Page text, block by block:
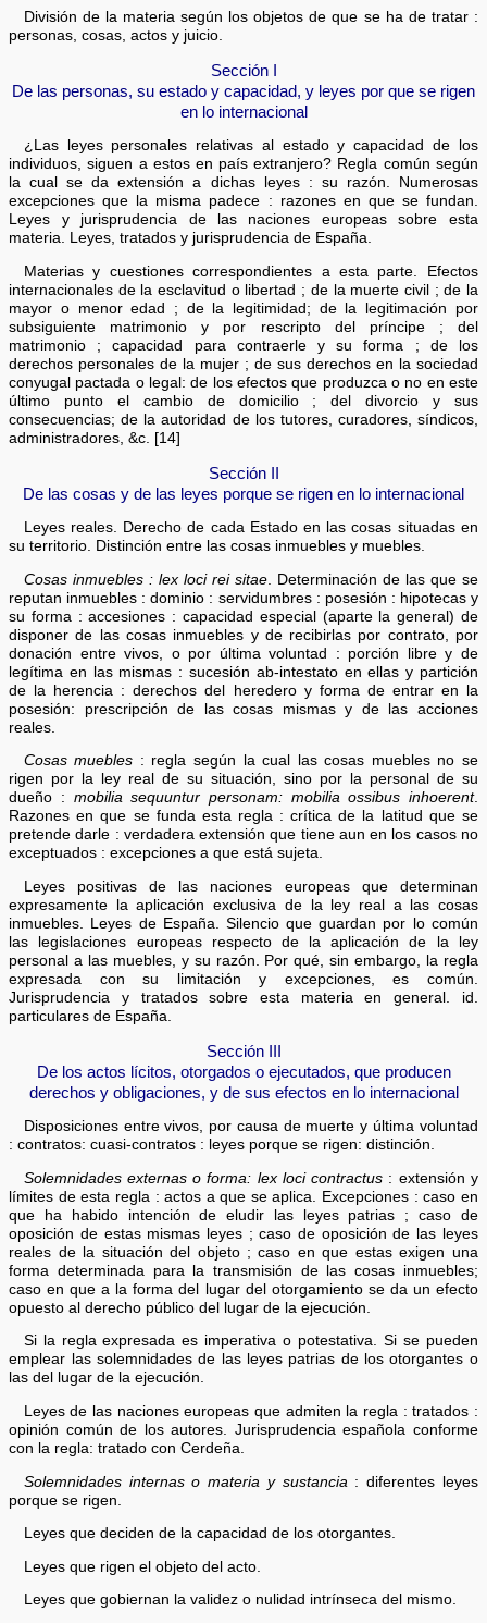
División de la materia según los objetos de que se ha de tratar :
personas, cosas, actos y juicio.
Sección I
De las personas, su estado y capacidad, y leyes por que se rigen
en lo internacional
¿Las leyes personales relativas al estado y capacidad de los
individuos, siguen a estos en país extranjero? Regla común según
la cual se da extensión a dichas leyes : su razón. Numerosas
excepciones que la misma padece : razones en que se fundan.
Leyes y jurisprudencia de las naciones europeas sobre esta
materia. Leyes, tratados y jurisprudencia de España.
Materias y cuestiones correspondientes a esta parte. Efectos
internacionales de la esclavitud o libertad ; de la muerte civil ; de la
mayor o menor edad ; de la legitimidad; de la legitimación por
subsiguiente matrimonio y por rescripto del príncipe ; del
matrimonio ; capacidad para contraerle y su forma ; de los
derechos personales de la mujer ; de sus derechos en la sociedad
conyugal pactada o legal: de los efectos que produzca o no en este
último punto el cambio de domicilio ; del divorcio y sus
consecuencias; de la autoridad de los tutores, curadores, síndicos,
administradores, &c. [14]
Sección II
De las cosas y de las leyes porque se rigen en lo internacional
Leyes reales. Derecho de cada Estado en las cosas situadas en
su territorio. Distinción entre las cosas inmuebles y muebles.
Cosas inmuebles : lex loci rei sitae. Determinación de las que se
reputan inmuebles : dominio : servidumbres : posesión : hipotecas y
su forma : accesiones : capacidad especial (aparte la general) de
disponer de las cosas inmuebles y de recibirlas por contrato, por
donación entre vivos, o por última voluntad : porción libre y de
legítima en las mismas : sucesión ab-intestato en ellas y partición
de la herencia : derechos del heredero y forma de entrar en la
posesión: prescripción de las cosas mismas y de las acciones
reales.
Cosas muebles : regla según la cual las cosas muebles no se
rigen por la ley real de su situación, sino por la personal de su
dueño : mobilia sequuntur personam: mobilia ossibus inhoerent.
Razones en que se funda esta regla : crítica de la latitud que se
pretende darle : verdadera extensión que tiene aun en los casos no
exceptuados : excepciones a que está sujeta.
Leyes positivas de las naciones europeas que determinan
expresamente la aplicación exclusiva de la ley real a las cosas
inmuebles. Leyes de España. Silencio que guardan por lo común
las legislaciones europeas respecto de la aplicación de la ley
personal a las muebles, y su razón. Por qué, sin embargo, la regla
expresada con su limitación y excepciones, es común.
Jurisprudencia y tratados sobre esta materia en general. id.
particulares de España.
Sección III
De los actos lícitos, otorgados o ejecutados, que producen
derechos y obligaciones, y de sus efectos en lo internacional
Disposiciones entre vivos, por causa de muerte y última voluntad
: contratos: cuasi-contratos : leyes porque se rigen: distinción.
Solemnidades externas o forma: lex loci contractus : extensión y
límites de esta regla : actos a que se aplica. Excepciones : caso en
que ha habido intención de eludir las leyes patrias ; caso de
oposición de estas mismas leyes ; caso de oposición de las leyes
reales de la situación del objeto ; caso en que estas exigen una
forma determinada para la transmisión de las cosas inmuebles;
caso en que a la forma del lugar del otorgamiento se da un efecto
opuesto al derecho público del lugar de la ejecución.
Si la regla expresada es imperativa o potestativa. Si se pueden
emplear las solemnidades de las leyes patrias de los otorgantes o
las del lugar de la ejecución.
Leyes de las naciones europeas que admiten la regla : tratados :
opinión común de los autores. Jurisprudencia española conforme
con la regla: tratado con Cerdeña.
Solemnidades internas o materia y sustancia : diferentes leyes
porque se rigen.
Leyes que deciden de la capacidad de los otorgantes.
Leyes que rigen el objeto del acto.
Leyes que gobiernan la validez o nulidad intrínseca del mismo.